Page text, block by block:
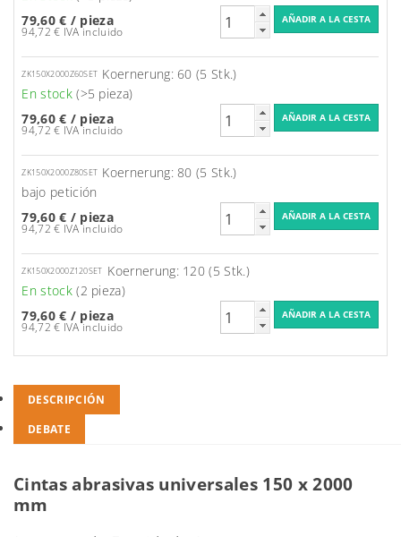
79,60 € / pieza
94,72 € IVA incluido
ZK150X2000Z60SET Koernerung: 60 (5 Stk.)
En stock(>5 pieza)
79,60 € / pieza
94,72 € IVA incluido
ZK150X2000Z80SET Koernerung: 80 (5 Stk.)
bajo petición
79,60 € / pieza
94,72 € IVA incluido
ZK150X2000Z120SET Koernerung: 120 (5 Stk.)
En stock(2 pieza)
79,60 € / pieza
94,72 € IVA incluido
DESCRIPCIÓN
DEBATE
Cintas abrasivas universales 150 x 2000
mm